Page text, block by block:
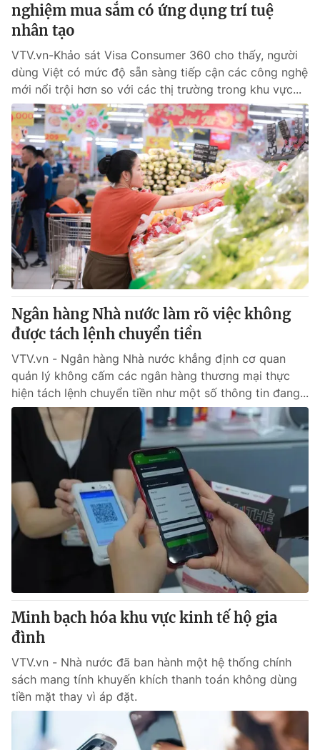
Chuyên mục khác
Emagazine
Photo Infographic
Video Shorts video
VTV Money VTV Thể thao
VTV Sức khoẻ Bất động sản
Thị trường 24h Tấm lòng Việt
VTV4 Vươn mình bằng AI
VTV9 VTV8
Liên hệ tòa soạn English
THỜI BÁO VTV
Theo dõi báo trên
Cơ quan chủ quản:Đài Truyền hình Việt Nam
Cơ quan báo chí: Thời báo VTV
Giấy phép hoạt động báo in và báo điện tử số 483/GP-BTTTT
cấp ngày 29/12/2023
Tổng Biên tập:Vũ Thanh Thủy
Phó Tổng Biên tập:Nguyễn Thị Mỹ Hạnh, Phạm Quốc Thắng,
Nguyễn Trọng Ninh
Tổng đài VTV: 024.38 355 931 - 024.38 355 932
Ðiện thoại Thời báo VTV:024.66 897 897
Email:toasoan@vtv.vn
Liên hệ quảng cáo:
024-7300.7108
nghiệm mua sắm có ứng dụng trí tuệ
nhân tạo
VTV.vn-Khảo sát Visa Consumer 360 cho thấy, người
dùng Việt có mức độ sẵn sàng tiếp cận các công nghệ
mới nổi trội hơn so với các thị trường trong khu vực...
Ngân hàng Nhà nước làm rõ việc không
được tách lệnh chuyển tiền
VTV.vn - Ngân hàng Nhà nước khẳng định cơ quan
quản lý không cấm các ngân hàng thương mại thực
hiện tách lệnh chuyển tiền như một số thông tin đang...
Minh bạch hóa khu vực kinh tế hộ gia
đình
VTV.vn - Nhà nước đã ban hành một hệ thống chính
sách mang tính khuyến khích thanh toán không dùng
tiền mặt thay vì áp đặt.